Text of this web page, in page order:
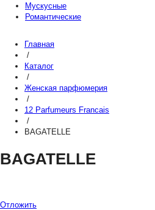
Мускусные
Романтические
Главная
/
Каталог
/
Женская парфюмерия
/
12 Parfumeurs Francais
/
BAGATELLE
BAGATELLE
Отложить